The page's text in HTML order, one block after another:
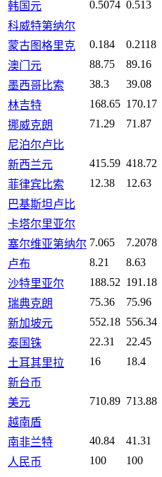
韩国元 0.5074 0.513
科威特第纳尔
蒙古图格里克
0.184 0.2118
澳门元
88.75 89.16
墨西哥比索
38.3 39.08
林吉特
168.65 170.17
挪威克朗
71.29 71.87
尼泊尔卢比
新西兰元
415.59 418.72
菲律宾比索
12.38 12.63
巴基斯坦卢比
卡塔尔里亚尔
塞尔维亚第纳尔 7.065 7.2078
卢布
8.21 8.63
沙特里亚尔
188.52 191.18
瑞典克朗
75.36 75.96
新加坡元
552.18 556.34
泰国铢
22.31 22.45
土耳其里拉
16 18.4
新台币
美元
710.89 713.88
越南盾
南非兰特
40.84 41.31
人民币
100 100